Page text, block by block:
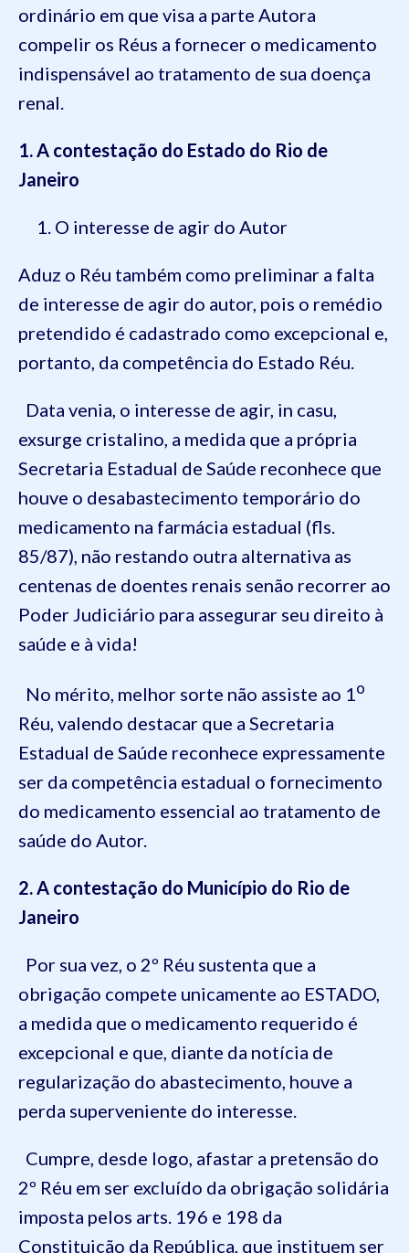
ordinário em que visa a parte Autora
compelir os Réus a fornecer o medicamento
indispensável ao tratamento de sua doença
renal.
1. A contestação do Estado do Rio de
Janeiro
O interesse de agir do Autor
Aduz o Réu também como preliminar a falta
de interesse de agir do autor, pois o remédio
pretendido é cadastrado como excepcional e,
portanto, da competência do Estado Réu.
Data venia, o interesse de agir, in casu,
exsurge cristalino, a medida que a própria
Secretaria Estadual de Saúde reconhece que
houve o desabastecimento temporário do
medicamento na farmácia estadual (fls.
85/87), não restando outra alternativa as
centenas de doentes renais senão recorrer ao
Poder Judiciário para assegurar seu direito à
saúde e à vida!
No mérito, melhor sorte não assiste ao 1 o
Réu, valendo destacar que a Secretaria
Estadual de Saúde reconhece expressamente
ser da competência estadual o fornecimento
do medicamento essencial ao tratamento de
saúde do Autor.
2. A contestação do Município do Rio de
Janeiro
Por sua vez, o 2º Réu sustenta que a
obrigação compete unicamente ao ESTADO,
a medida que o medicamento requerido é
excepcional e que, diante da notícia de
regularização do abastecimento, houve a
perda superveniente do interesse.
Cumpre, desde logo, afastar a pretensão do
2º Réu em ser excluído da obrigação solidária
imposta pelos arts. 196 e 198 da
Constituição da República, que instituem ser